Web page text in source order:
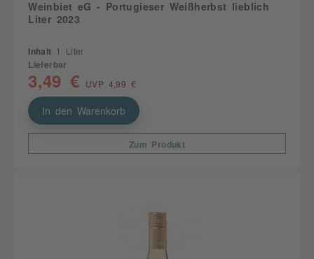
Weinbiet eG - Portugieser Weißherbst lieblich
Liter 2023
Inhalt 1 Liter
Lieferbar
3,49 € UVP 4,99 €
In den Warenkorb
Zum Produkt